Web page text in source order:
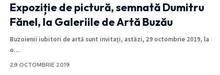
Expoziție de pictură, semnată Dumitru
Fănel, la Galeriile de Artă Buzău
Buzoienii iubitori de artă sunt invitaţi, astăzi, 29 octombrie 2019, la
o…
29 OCTOMBRIE 2019